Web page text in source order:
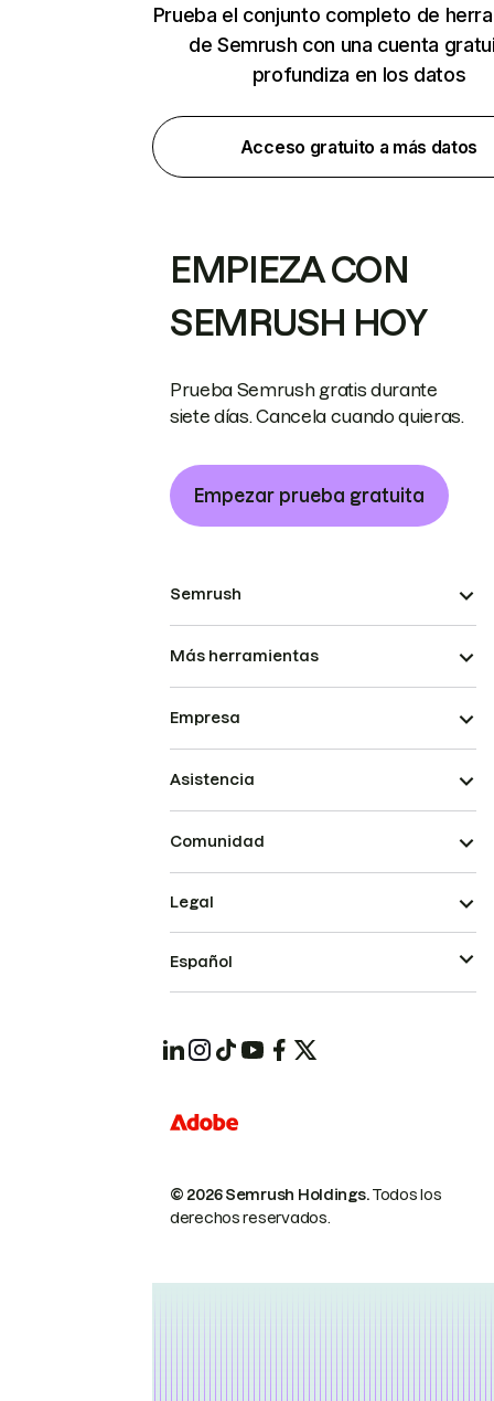
Prueba el conjunto completo de
de Semrush con una cuenta
profundiza en los datos
Acceso gratuito a más datos
EMPIEZA CON
SEMRUSH HOY
Prueba Semrush gratis durante
siete días. Cancela cuando quieras.
Empezar prueba gratuita
Semrush
Más herramientas
Empresa
Asistencia
Comunidad
© 2026 Semrush Holdings.Todos los
derechos reservados.
Legal
Español